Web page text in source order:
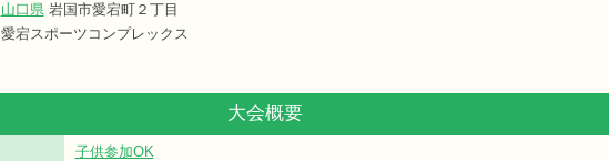
山口県岩国市愛宕町２丁目
愛宕スポーツコンプレックス
大会概要
子供参加OK